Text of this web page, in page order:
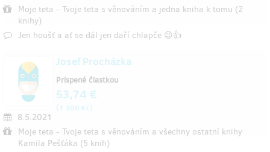
Moje teta - Tvoje teta s věnováním a jedna kniha k tomu (2
knihy)
Jen houšť a ať se dál jen daří chlapče 😉👍
Josef Procházka
8.5.2021
Moje teta - Tvoje teta s věnováním a všechny ostatní knihy
Kamila Pešťáka (5 knih)
Prispené čiastkou
53,74 €
(1 300 Kč)